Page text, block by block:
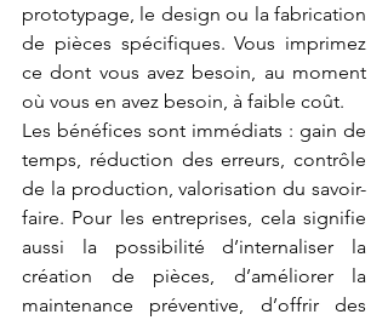
prototypage, le design ou la fabrication
de pièces spécifiques. Vous imprimez
ce dont vous avez besoin, au moment
où vous en avez besoin, à faible coût.
Les bénéfices sont immédiats : gain de
temps, réduction des erreurs, contrôle
de la production, valorisation du savoir-
faire. Pour les entreprises, cela signifie
aussi la possibilité d’internaliser la
création de pièces, d’améliorer la
maintenance préventive, d’offrir des